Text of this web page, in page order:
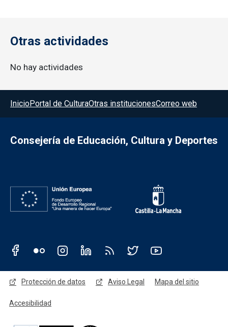
Otras actividades
No hay actividades
Menú del pie
InicioPortal de CulturaOtras institucionesCorreo web
Consejería de Educación, Cultura y Deportes
Redes sociales JCCM
Menú legal
Protección de datos Aviso Legal Mapa del sitio
Accesibilidad